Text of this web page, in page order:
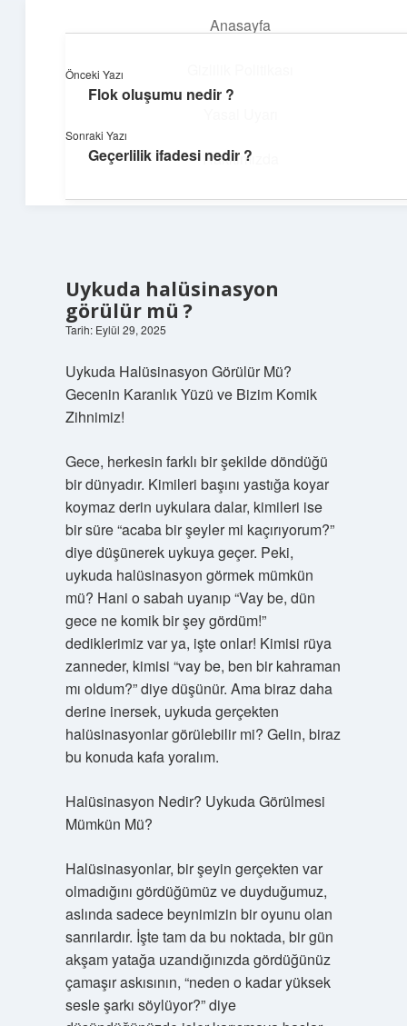
Anasayfa
Hakkımızda
Pratik Çözüm Rehberi
Hayatını kolaylaştıran zekice fikirler!
Uykuda halüsinasyon
görülür mü ?
Tarih: Eylül 29, 2025
Uykuda Halüsinasyon Görülür Mü?
Gecenin Karanlık Yüzü ve Bizim Komik
Zihnimiz!
Gece, herkesin farklı bir şekilde döndüğü
bir dünyadır. Kimileri başını yastığa koyar
koymaz derin uykulara dalar, kimileri ise
bir süre “acaba bir şeyler mi kaçırıyorum?”
diye düşünerek uykuya geçer. Peki,
uykuda halüsinasyon görmek mümkün
mü? Hani o sabah uyanıp “Vay be, dün
gece ne komik bir şey gördüm!”
dediklerimiz var ya, işte onlar! Kimisi rüya
zanneder, kimisi “vay be, ben bir kahraman
mı oldum?” diye düşünür. Ama biraz daha
derine inersek, uykuda gerçekten
halüsinasyonlar görülebilir mi? Gelin, biraz
bu konuda kafa yoralım.
Halüsinasyon Nedir? Uykuda Görülmesi
Mümkün Mü?
Halüsinasyonlar, bir şeyin gerçekten var
olmadığını gördüğümüz ve duyduğumuz,
aslında sadece beynimizin bir oyunu olan
sanrılardır. İşte tam da bu noktada, bir gün
akşam yatağa uzandığınızda gördüğünüz
çamaşır askısının, “neden o kadar yüksek
sesle şarkı söylüyor?” diye
Önceki Yazı
Flok oluşumu nedir ?
Sonraki Yazı
Geçerlilik ifadesi nedir ?